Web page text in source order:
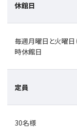
休館日
毎週月曜日と火曜日
時休館日
定員
30名様